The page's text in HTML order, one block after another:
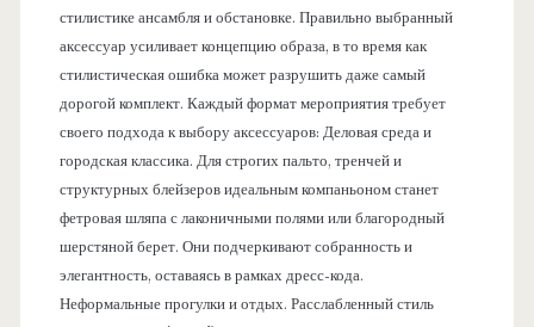
стилистике ансамбля и обстановке. Правильно выбранный
аксессуар усиливает концепцию образа, в то время как
стилистическая ошибка может разрушить даже самый
дорогой комплект. Каждый формат мероприятия требует
своего подхода к выбору аксессуаров: Деловая среда и
городская классика. Для строгих пальто, тренчей и
структурных блейзеров идеальным компаньоном станет
фетровая шляпа с лаконичными полями или благородный
шерстяной берет. Они подчеркивают собранность и
элегантность, оставаясь в рамках дресс-кода.
Неформальные прогулки и отдых. Расслабленный стиль